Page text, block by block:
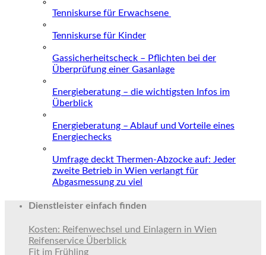
Tenniskurse für Erwachsene
Tenniskurse für Kinder
Gassicherheitscheck – Pflichten bei der
Überprüfung einer Gasanlage
Energieberatung – die wichtigsten Infos im
Überblick
Energieberatung – Ablauf und Vorteile eines
Energiechecks
Umfrage deckt Thermen-Abzocke auf: Jeder
zweite Betrieb in Wien verlangt für
Abgasmessung zu viel
Dienstleister einfach finden
Kosten: Reifenwechsel und Einlagern in Wien
Reifenservice Überblick
Fit im Frühling